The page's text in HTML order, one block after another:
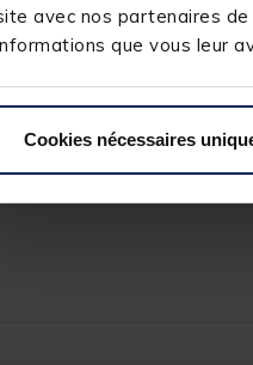
avec nos partenaires
que vous leur
Cookies nécessaires